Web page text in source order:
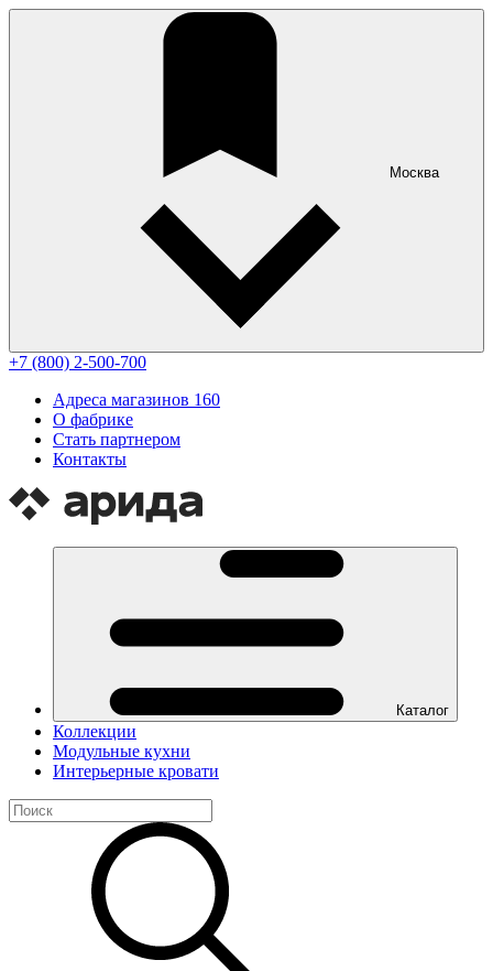
Москва
+7 (800) 2-500-700
Адреса магазинов 160
О фабрике
Стать партнером
Контакты
Каталог
Коллекции
Модульные кухни
Интерьерные кровати